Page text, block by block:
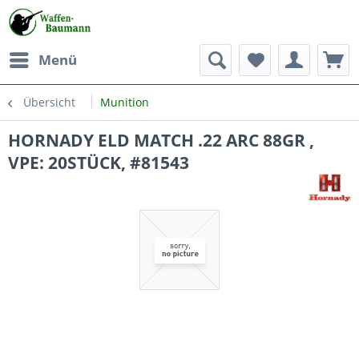
Menü
Übersicht Munition
HORNADY ELD MATCH .22 ARC 88GR ,
VPE: 20STÜCK, #81543